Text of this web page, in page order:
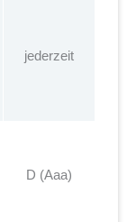
jederzeit
D (Aaa)